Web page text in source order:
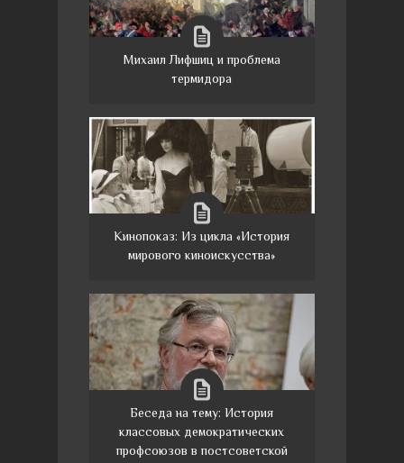
Михаил Лифшиц и проблема
термидора
Кинопоказ: Из цикла «История
мирового киноискусства»
Беседа на тему: История
классовых демократических
профсоюзов в постсоветской